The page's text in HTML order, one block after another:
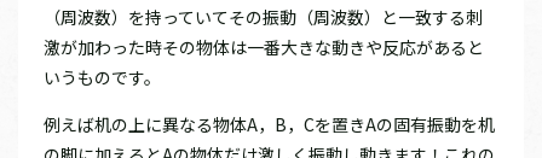
（周波数）を持っていてその振動（周波数）と一致する刺
激が加わった時その物体は一番大きな動きや反応があると
いうものです。
例えば机の上に異なる物体A，B，Cを置きAの固有振動を机